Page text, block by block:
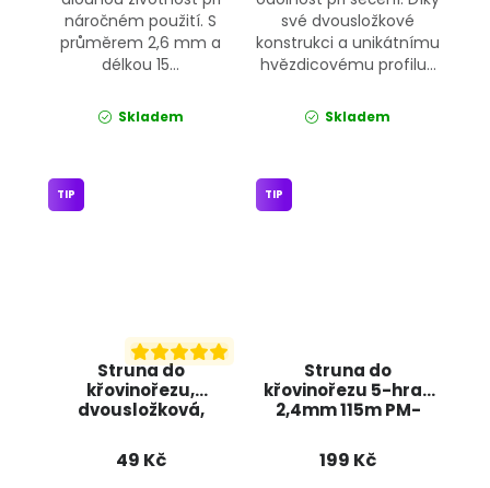
náročném použití. S
průměrem 2,6 mm a
délkou 15...
Skladem
své dvousložkové
konstrukci a unikátnímu
hvězdicovému profilu...
Skladem
Struna do
křovinořezu,
dvousložková,
JIPOS
TIP
49 Kč
Struna do
křovinořezu 5-hran
2,4mm 115m PM-
POWERMAT
TIP
199 Kč